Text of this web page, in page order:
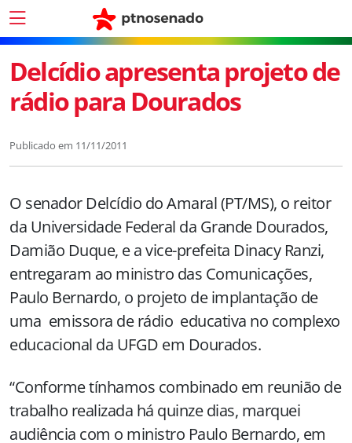
Delcídio apresenta projeto de
rádio para Dourados
Publicado em 11/11/2011
O senador Delcídio do Amaral (PT/MS), o reitor
da Universidade Federal da Grande Dourados,
Damião Duque, e a vice-prefeita Dinacy Ranzi,
entregaram ao ministro das Comunicações,
Paulo Bernardo, o projeto de implantação de
uma emissora de rádio educativa no complexo
educacional da UFGD em Dourados.
“Conforme tínhamos combinado em reunião de
trabalho realizada há quinze dias, marquei
audiência com o ministro Paulo Bernardo, em